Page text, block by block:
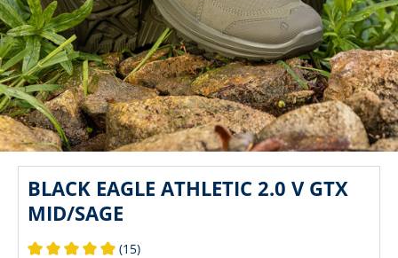
BLACK EAGLE ATHLETIC 2.0 V GTX
MID/SAGE
(15)